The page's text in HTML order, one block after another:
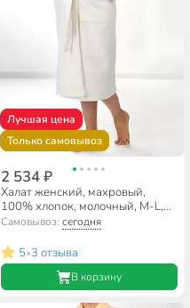
Лучшая цена
Только самовывоз
2 534 ₽
Халат женский, махровый,
100% хлопок, молочный, M-L,
46-48, Silvano
Самовывоз: сегодня
5•3 отзыва
В корзину